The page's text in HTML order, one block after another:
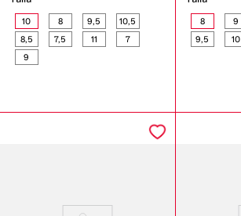
10 8 9,5
10,5
8,5
7,5 11
7
9
8 9
9,5
10